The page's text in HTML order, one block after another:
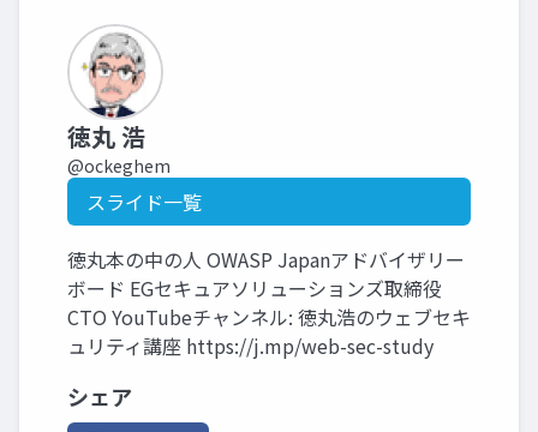
徳丸 浩
@ockeghem
スライド一覧
徳丸本の中の人 OWASP Japanアドバイザリー
ボード EGセキュアソリューションズ取締役
CTO YouTubeチャンネル: 徳丸浩のウェブセキ
ュリティ講座 https://j.mp/web-sec-study
シェア